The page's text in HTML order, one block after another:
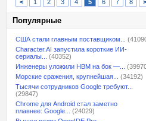
< 1 2 3 4 5 6 7 8 >
Популярные
США стали главным поставщиком...
Character.AI запустила короткие ИИ-
сериалы...
(40352)
Инженеры уложили HBM на бок —...
Морские сражения, крупнейшая...
(34192)
Тысячи сотрудников Google требуют...
(29847)
Chrome для Android стал заметно
плавнее: Google...
(24029)